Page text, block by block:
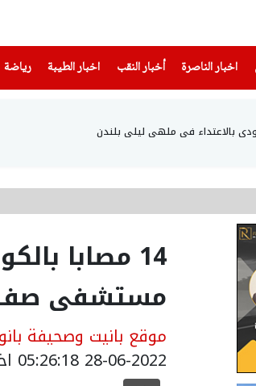
اخبار الناصرة
(current) أخبار النقب اخبار الطيبة(current) رياضة
(current)
بالاعتداء في ملهى ليلي بلندن
14 مصابا
مستشفى
موقع بانيت وصحيفة
28-06-2022 05:26:18